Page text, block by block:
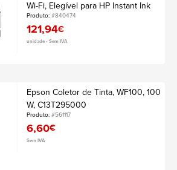
Wi-Fi, Elegível para HP Instant Ink
Produto:#840474
121,94€
unidade • Sem IVA
Epson Coletor de Tinta, WF100, 100
W, C13T295000
Produto:#561117
6,60€
Sem IVA